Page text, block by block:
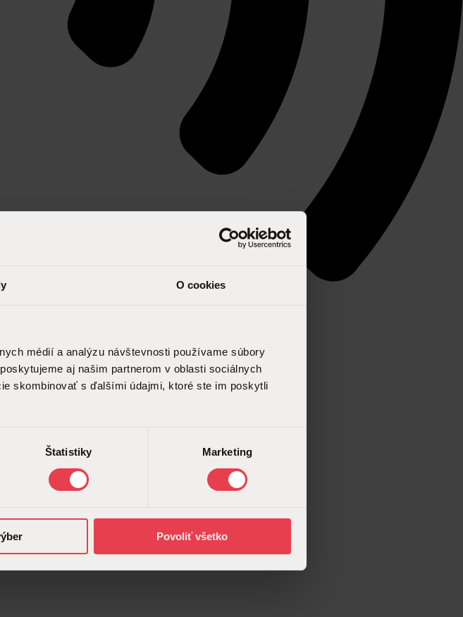
O cookies
médií a analýzu návštevnosti používame súbory
aj našim partnerom v oblasti sociálnych
skombinovať s ďalšími údajmi, ktoré ste im poskytli
Štatistiky Marketing
Povoliť všetko